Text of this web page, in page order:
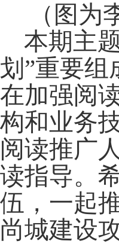
（图
本期主
划”重要
在加强阅
构和业务
阅读推广
读指导。
伍，一起
尚城建设